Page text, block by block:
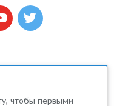
чтобы первыми